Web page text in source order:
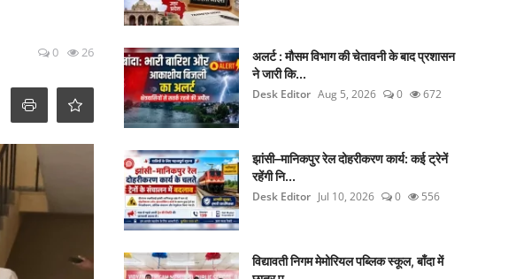
0 26
अलर्ट : मौसम विभाग की चेतावनी के बाद प्रशासन
ने जारी कि...
Desk Editor Aug 5, 2026 0 672
झांसी–मानिकपुर रेल दोहरीकरण कार्य: कई ट्रेनें
रहेंगी नि...
Desk Editor Jul 10, 2026 0 556
विद्यावती निगम मेमोरियल पब्लिक स्कूल, बाँदा में